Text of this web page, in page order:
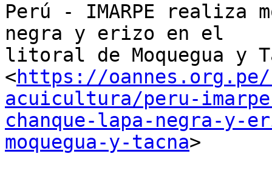
Perú - IMARPE realiza
negra y erizo en el
litoral de Moquegua y
<https://
acuicultura/peru-
chanque-lapa-negra-
moquegua-y-tacna>